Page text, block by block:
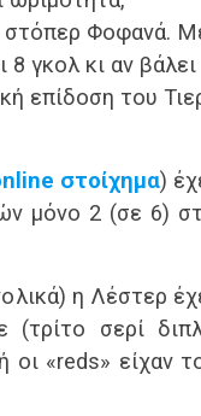
στόπερ Φοφανά.
γκολ κι αν βάλει
επίδοση του
στοίχημα)
μόνο 2 (σε 6)
η Λέστερ
σερί
οι «reds» είχαν